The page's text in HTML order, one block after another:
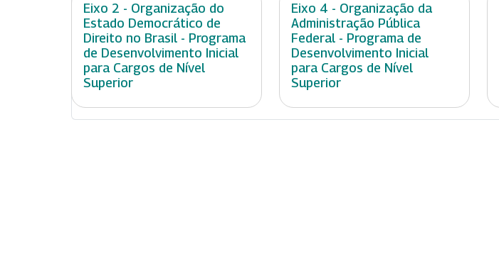
Eixo 2 - Organização do
Estado Democrático de
Direito no Brasil - Programa
de Desenvolvimento Inicial
para Cargos de Nível
Superior
Eixo 4 - Organização da
Administração Pública
Federal - Programa de
Desenvolvimento Inicial
para Cargos de Nível
Superior